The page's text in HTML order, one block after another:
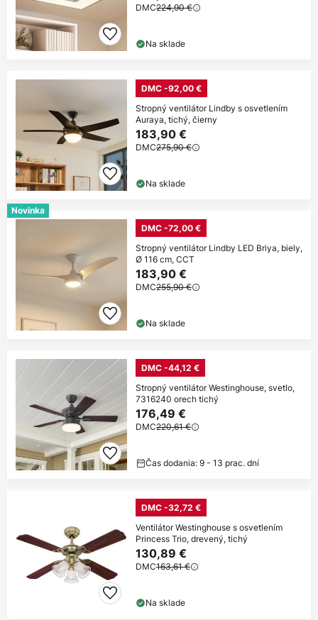
DMC224,90 €
Na sklade
DMC -92,00 €
Stropný ventilátor Lindby s osvetlením
Auraya, tichý, čierny
183,90 €
DMC275,90 €
Na sklade
Novinka
DMC -72,00 €
Stropný ventilátor Lindby LED Briya, biely,
Ø 116 cm, CCT
183,90 €
DMC255,90 €
Na sklade
DMC -44,12 €
Stropný ventilátor Westinghouse, svetlo,
7316240 orech tichý
176,49 €
DMC220,61 €
Čas dodania: 9 - 13 prac. dní
DMC -32,72 €
Ventilátor Westinghouse s osvetlením
Princess Trio, drevený, tichý
130,89 €
DMC163,61 €
Na sklade